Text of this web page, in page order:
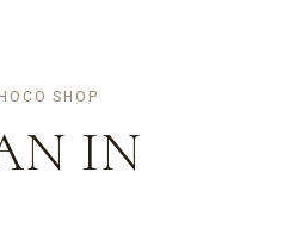
SHOP
IN